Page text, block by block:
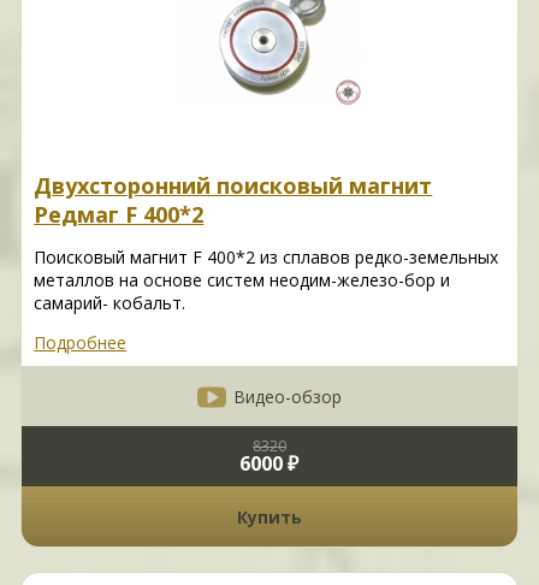
Двухсторонний поисковый магнит
Редмаг F 400*2
Поисковый магнит F 400*2 из сплавов редко-земельных
металлов на основе систем неодим-железо-бор и
самарий- кобальт.
Подробнее
Видео-обзор
8320
6000 ₽
Купить